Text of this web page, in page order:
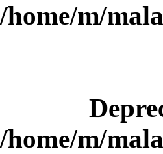
/home/m/
/home/m/